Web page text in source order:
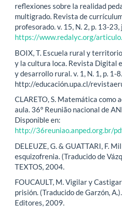
reflexiones sobre la realidad
multigrado. Revista de
profesorado. v. 15, N. 2, p. 13-
https://www.redalyc.org/
BOIX, T. Escuela rural y
y la cultura loca. Revista Digital
y desarrollo rural. v. 1, N. 1, p. 1-
http://educación.upa.cl/
CLARETO, S. Matemática como
aula. 36° Reunião nacional de
Disponible en:
http://36reuniao.anped.org.br/
DELEUZE, G. & GUATTARI, F.
esquizofrenia. (Traducido de
TEXTOS, 2004.
FOUCAULT, M. Vigilar y
prisión. (Traducido de Garzón,
Editores, 2009.